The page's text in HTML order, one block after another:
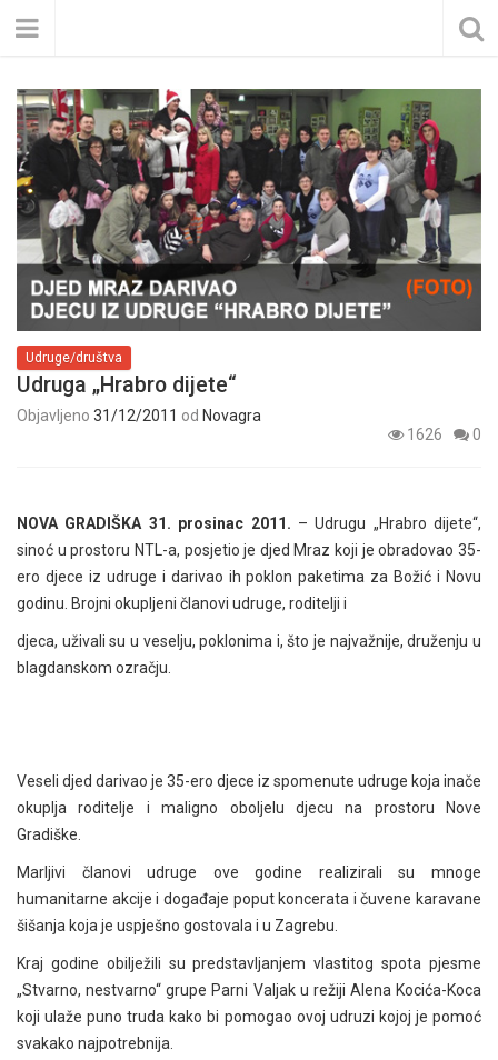
Udruge/društva
Udruga „Hrabro dijete“
Objavljeno 31/12/2011 od Novagra
1626
0
NOVA GRADIŠKA 31. prosinac 2011. – Udrugu „Hrabro dijete“,
sinoć u prostoru NTL-a, posjetio je djed Mraz koji je obradovao 35-
ero djece iz udruge i darivao ih poklon paketima za Božić i Novu
godinu. Brojni okupljeni članovi udruge, roditelji i
djeca, uživali su u veselju, poklonima i, što je najvažnije, druženju u
blagdanskom ozračju.
Veseli djed darivao je 35-ero djece iz spomenute udruge koja inače
okuplja roditelje i maligno oboljelu djecu na prostoru Nove
Gradiške.
Marljivi članovi udruge ove godine realizirali su mnoge
humanitarne akcije i događaje poput koncerata i čuvene karavane
šišanja koja je uspješno gostovala i u Zagrebu.
Kraj godine obilježili su predstavljanjem vlastitog spota pjesme
„Stvarno, nestvarno“ grupe Parni Valjak u režiji Alena Kocića-Koca
koji ulaže puno truda kako bi pomogao ovoj udruzi kojoj je pomoć
svakako najpotrebnija.